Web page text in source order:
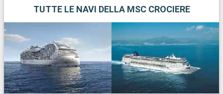
TUTTE LE NAVI DELLA MSC CROCIERE